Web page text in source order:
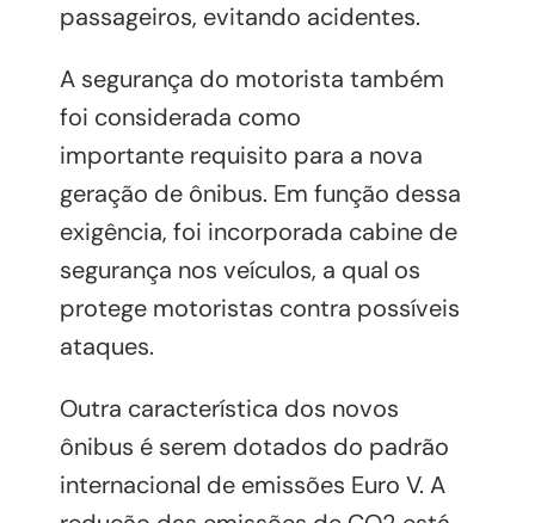
passageiros, evitando acidentes.
A segurança do motorista também
foi considerada como
importante requisito para a nova
geração de ônibus. Em função dessa
exigência, foi incorporada cabine de
segurança nos veículos, a qual os
protege motoristas contra possíveis
ataques.
Outra característica dos novos
ônibus é serem dotados do padrão
internacional de emissões Euro V. A